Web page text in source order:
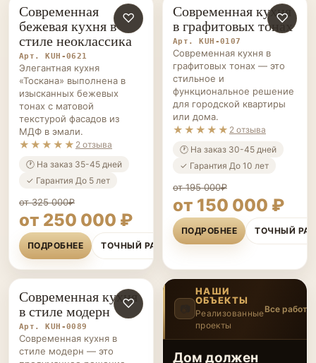
КУХНИ НА ЗАКАЗ ♡
Современная
бежевая кухня в
стиле неоклассика
Арт. KUH-0621
Элегантная кухня
«Тоскана» выполнена в
изысканных бежевых
тонах с матовой
текстурой фасадов из
МДФ в эмали.
★★★★★ 2 отзыва
🕐 На заказ 35-45 дней
✓ Гарантия До 5 лет
от 325 000₽
от 250 000 ₽
ПОДРОБНЕЕ ТОЧНЫЙ РАСЧЁТ
КУХНИ НА ЗАКАЗ ♡
Современная кухня
в графитовых тонах
Арт. KUH-0107
Современная кухня в
графитовых тонах — это
стильное и
функциональное решение
для городской квартиры
или дома.
★★★★★ 2 отзыва
🕐 На заказ 30-45 дней
✓ Гарантия До 10 лет
от 195 000₽
от 150 000 ₽
ПОДРОБНЕЕ ТОЧНЫЙ
КУХНИ НА ЗАКАЗ ♡
Современная кухня
в стиле модерн
Арт. KUH-0089
Современная кухня в
стиле модерн — это
НАШИ
ОБЪЕКТЫ
Реализованные
проекты
Все
‹ ›
Привет, друзья